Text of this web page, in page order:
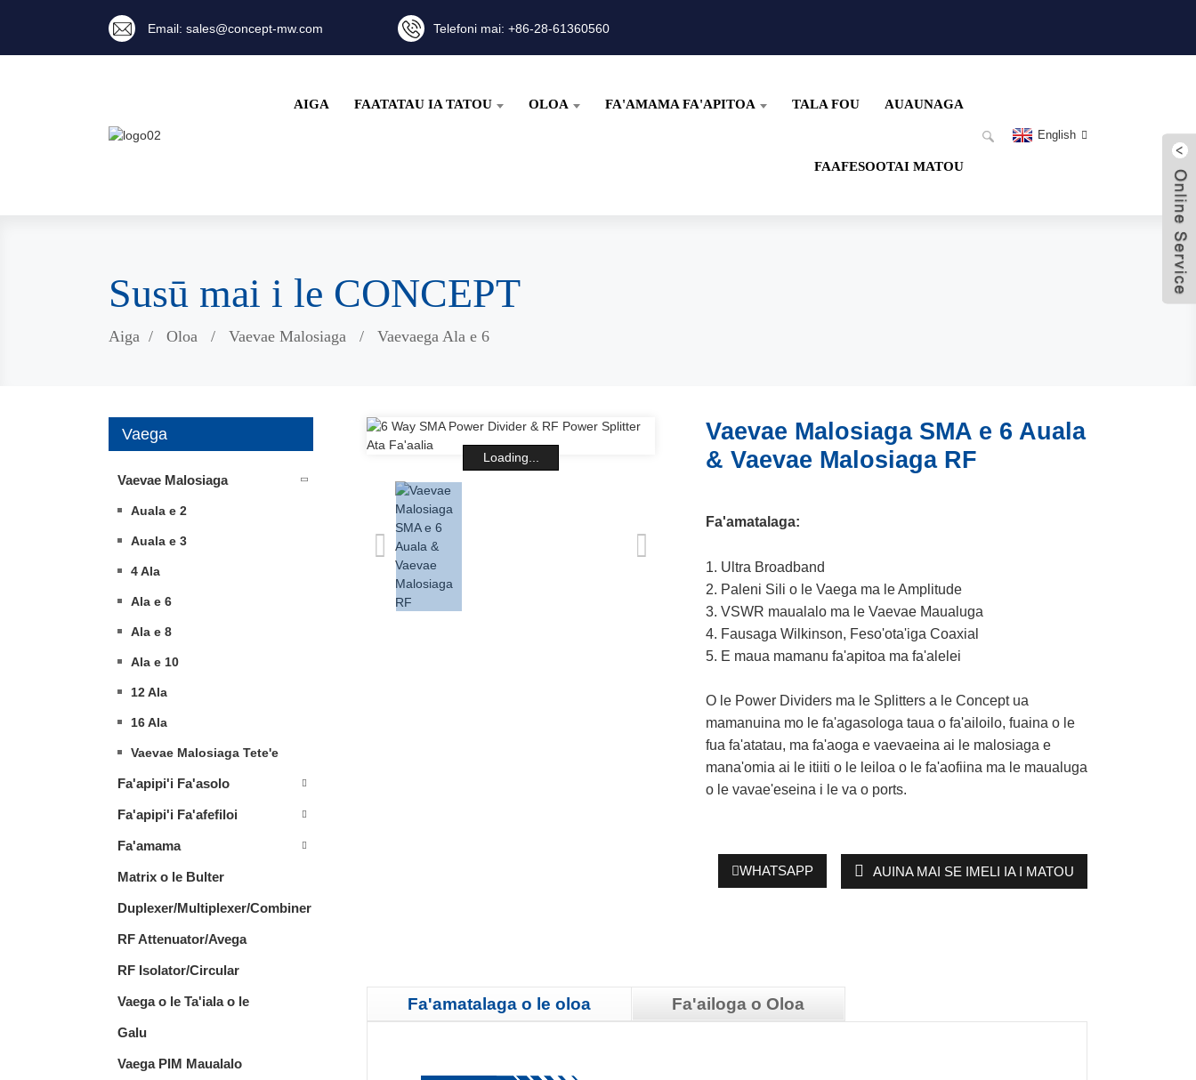
Email: sales@concept-mw.com Telefoni mai: +86-28-61360560
AIGA FAATATAU IA TATOU OLOA FA'AMAMA FA'APITOA TALA FOU AUAUNAGA
FAAFESOOTAI MATOU
English
Susū mai i le CONCEPT
Aiga Oloa Vaevae Malosiaga Vaevaega Ala e 6
Vaega
Vaevae Malosiaga
Auala e 2
Auala e 3
4 Ala
Ala e 6
Ala e 8
Ala e 10
12 Ala
16 Ala
Vaevae Malosiaga Tete'e
Fa'apipi'i Fa'asolo
Fa'apipi'i Fa'afefiloi
Fa'amama
Matrix o le Bulter
Duplexer/Multiplexer/Combiner
RF Attenuator/Avega
RF Isolator/Circular
Vaega o le Ta'iala o le
Galu
Vaega PIM Maualalo
Loading...
Vaevae Malosiaga SMA e 6 Auala
& Vaevae Malosiaga RF
Fa'amatalaga:
1. Ultra Broadband
2. Paleni Sili o le Vaega ma le Amplitude
3. VSWR maualalo ma le Vaevae Maualuga
4. Fausaga Wilkinson, Feso'ota'iga Coaxial
5. E maua mamanu fa'apitoa ma fa'alelei
O le Power Dividers ma le Splitters a le Concept ua
mamanuina mo le fa'agasologa taua o fa'ailoilo, fuaina o le
fua fa'atatau, ma fa'aoga e vaevaeina ai le malosiaga e
mana'omia ai le itiiti o le leiloa o le fa'aofiina ma le maualuga
o le vavae'eseina i le va o ports.
WHATSAPP AUINA MAI SE IMELI IA I MATOU
Fa'amatalaga o le oloa Fa'ailoga o Oloa